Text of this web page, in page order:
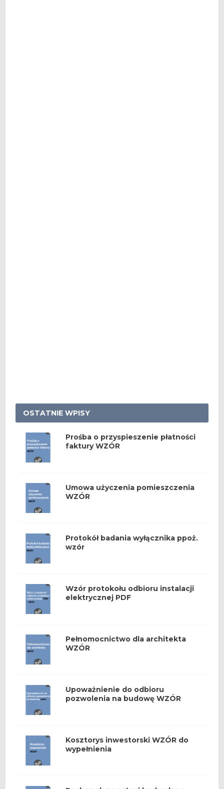
OSTATNIE WPISY
Prośba o przyspieszenie płatności
faktury WZÓR
Umowa użyczenia pomieszczenia
WZÓR
Protokół badania wyłącznika ppoż.
wzór
Wzór protokołu odbioru instalacji
elektrycznej PDF
Pełnomocnictwo dla architekta
WZÓR
Upoważnienie do odbioru
pozwolenia na budowę WZÓR
Kosztorys inwestorski WZÓR do
wypełnienia